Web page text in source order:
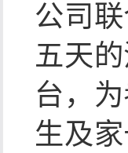
公司
五天
台，
生及